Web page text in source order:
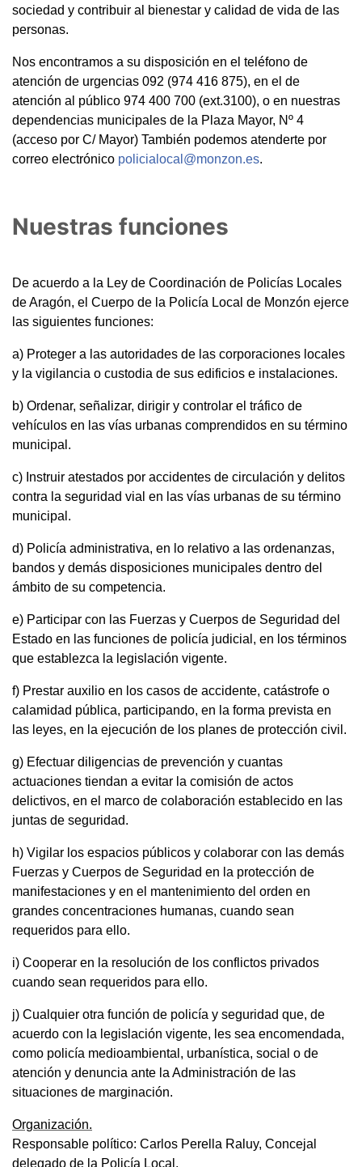
sociedad y contribuir al bienestar y calidad de vida de las
personas.
Nos encontramos a su disposición en el teléfono de
atención de urgencias 092 (974 416 875), en el de
atención al público 974 400 700 (ext.3100), o en nuestras
dependencias municipales de la Plaza Mayor, Nº 4
(acceso por C/ Mayor) También podemos atenderte por
correo electrónico policialocal@monzon.es.
Nuestras funciones
De acuerdo a la Ley de Coordinación de Policías Locales
de Aragón, el Cuerpo de la Policía Local de Monzón ejerce
las siguientes funciones:
a) Proteger a las autoridades de las corporaciones locales
y la vigilancia o custodia de sus edificios e instalaciones.
b) Ordenar, señalizar, dirigir y controlar el tráfico de
vehículos en las vías urbanas comprendidos en su término
municipal.
c) Instruir atestados por accidentes de circulación y delitos
contra la seguridad vial en las vías urbanas de su término
municipal.
d) Policía administrativa, en lo relativo a las ordenanzas,
bandos y demás disposiciones municipales dentro del
ámbito de su competencia.
e) Participar con las Fuerzas y Cuerpos de Seguridad del
Estado en las funciones de policía judicial, en los términos
que establezca la legislación vigente.
f) Prestar auxilio en los casos de accidente, catástrofe o
calamidad pública, participando, en la forma prevista en
las leyes, en la ejecución de los planes de protección civil.
g) Efectuar diligencias de prevención y cuantas
actuaciones tiendan a evitar la comisión de actos
delictivos, en el marco de colaboración establecido en las
juntas de seguridad.
h) Vigilar los espacios públicos y colaborar con las demás
Fuerzas y Cuerpos de Seguridad en la protección de
manifestaciones y en el mantenimiento del orden en
grandes concentraciones humanas, cuando sean
requeridos para ello.
i) Cooperar en la resolución de los conflictos privados
cuando sean requeridos para ello.
j) Cualquier otra función de policía y seguridad que, de
acuerdo con la legislación vigente, les sea encomendada,
como policía medioambiental, urbanística, social o de
atención y denuncia ante la Administración de las
situaciones de marginación.
Organización.
Responsable político: Carlos Perella Raluy, Concejal
delegado de la Policía Local.